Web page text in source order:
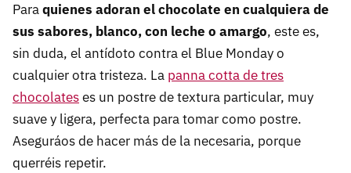
Paraquienes adoran el chocolate en cualquiera de
sus sabores, blanco, con leche o amargo, este es,
sin duda, el antídoto contra el Blue Monday o
cualquier otra tristeza. La panna cotta de tres
chocolateses un postre de textura particular, muy
suave y ligera, perfecta para tomar como postre.
Aseguráos de hacer más de la necesaria, porque
querréis repetir.